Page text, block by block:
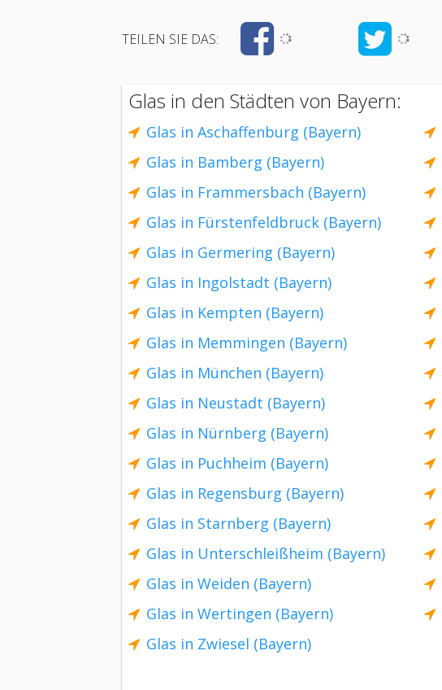
TEILEN SIE DAS:
Glas in den Städten von Bayern:
Glas in Aschaffenburg (Bayern)
Glas in Bamberg (Bayern)
Glas in Frammersbach (Bayern)
Glas in Fürstenfeldbruck (Bayern)
Glas in Germering (Bayern)
Glas in Ingolstadt (Bayern)
Glas in Kempten (Bayern)
Glas in Memmingen (Bayern)
Glas in München (Bayern)
Glas in Neustadt (Bayern)
Glas in Nürnberg (Bayern)
Glas in Puchheim (Bayern)
Glas in Regensburg (Bayern)
Glas in Starnberg (Bayern)
Glas in Unterschleißheim (Bayern)
Glas in Weiden (Bayern)
Glas in Wertingen (Bayern)
Glas in Zwiesel (Bayern)